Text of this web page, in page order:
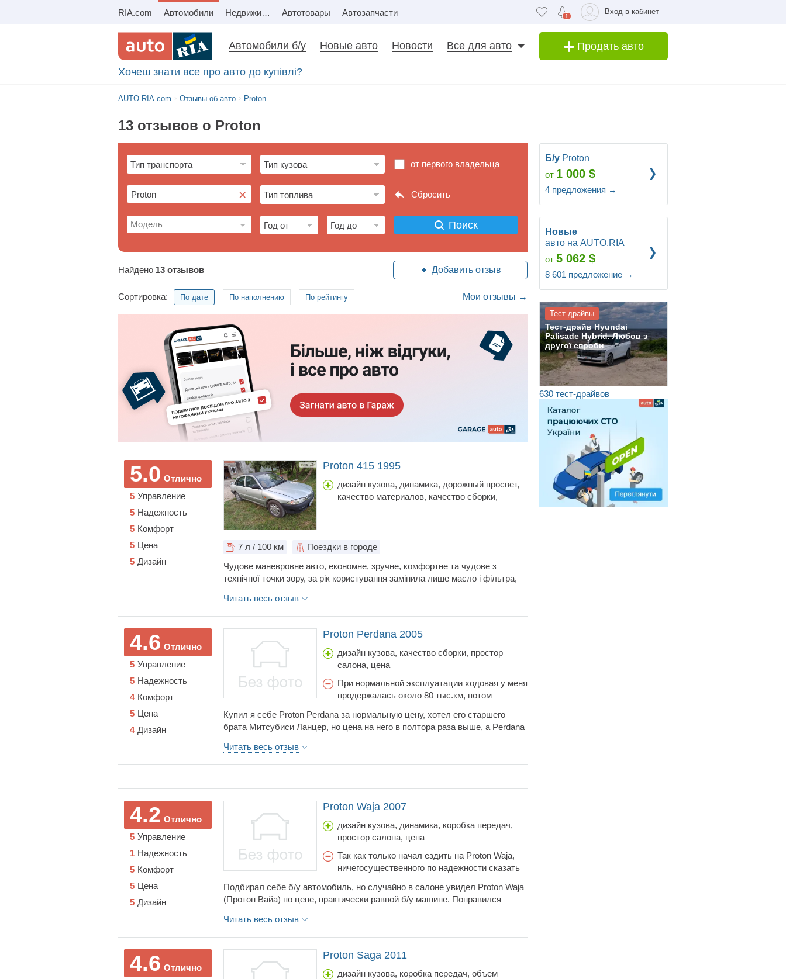
1
Вход в кабинет
RIA.com Автомобили Недвижимость Автотовары Автозапчасти
Продать авто
Автомобили б/у Новые авто Новости Все для авто
Хочеш знати все про авто до купівлі?
AUTO.RIA.com Отзывы об авто Proton
13 отзывов о Proton
Б/у Proton
от 1 000 $
4 предложения →
Новые
авто на AUTO.RIA
от 5 062 $
8 601 предложение →
630 тест-драйвов
Тест-драйвы
Тест-драйв Hyundai
Palisade Hybrid. Любов з
другої спроби
×
от первого владельца
Сбросить
Поиск
Найдено 13 отзывов Добавить отзыв
Сортировка: По дате По наполнению По рейтингу Мои отзывы →
Отлично
5.0
Управление
5
Надежность
5
Комфорт
5
Цена
5
Дизайн
5
Proton 415 1995
дизайн кузова, динамика, дорожный просвет,
качество материалов, качество сборки,
7 л / 100 км
Поездки в городе
Чудове маневровне авто, економне, зручне, комфортне та чудове з
технічної точки зору, за рік користування замінила лише масло і фільтра,
Читать весь отзыв
Отлично
4.6
Управление
5
Надежность
5
Комфорт
4
Цена
5
Дизайн
4
Proton Perdana 2005
дизайн кузова, качество сборки, простор
салона, цена
При нормальной эксплуатации ходовая у меня
продержалась около 80 тыс.км, потом
Купил я себе Proton Perdana за нормальную цену, хотел его старшего
брата Митсубиси Ланцер, но цена на него в полтора раза выше, а Perdana
запчастей к ней не найду, но как оказалось, сейчас это не проблема.
Кстати о двигателе, он конечно слабоват, всего 1,5 л, но мне хватает. Что
кондиционер и АКПП присутствуют. Так что, если нужно недорогое авто с
хорошим внешним видом – берите, не пожалеете.
Читать весь отзыв
Отлично
4.2
Управление
5
Надежность
1
Комфорт
5
Цена
5
Дизайн
5
Proton Waja 2007
дизайн кузова, динамика, коробка передач,
простор салона, цена
Так как только начал ездить на Proton Waja,
ничегосущественного по надежности сказать
Подбирал себе б/у автомобиль, но случайно в салоне увидел Proton Waja
(Протон Вайа) по цене, практически равной б/у машине. Понравился
Почитал отзывы, оказывается Proton Waja создан на базе Mitsubishi
Carisma и, обладая всеми ее достоинствами, только имеет немного другой
дизайн, при этом часть деталей взята с Mitsubishi. Недолго думая, купил,
сразу понравился салон, довольно просторный, 5 человек помещаются.
Двигатель хорош, у Waja оказался спортивный нрав и скорость до 140 км/ч
Читать весь отзыв
Отлично
4.6 Proton Saga 2011
дизайн кузова, коробка передач, объем